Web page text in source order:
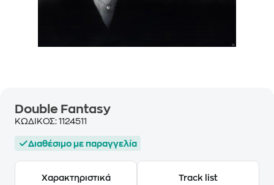
Double Fantasy
ΚΩΔΙΚΟΣ: 1124511
Διαθέσιμο με παραγγελία
Χαρακτηριστικά Track list